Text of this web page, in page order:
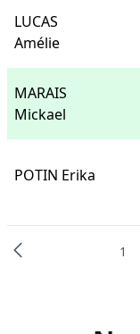
LUCAS
Amélie
MARAIS
Mickael
POTIN Erika
1